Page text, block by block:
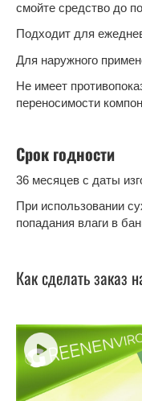
смойте средство до
Подходит для
Для наружного
Не имеет
переносимости
Срок годности
36 месяцев с даты
При использовании
попадания влаги в
Как сделать заказ